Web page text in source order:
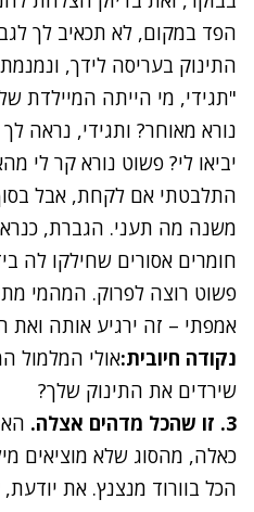
הפד במקום, לא תכאיב לך
התינוק בעריסה לידך,
"תגידי, מי הייתה המיילדת
נורא מאוחר? ותגידי, נראה
יביאו לי? פשוט נורא קר לי
התלבטתי אם לקחת, אבל
משנה מה תעני. הגברת,
חומרים אסורים שחילקו לה
פשוט רוצה לפרוק. המהמי
אמפתי – זה ירגיע אותה ואת
נקודה חיובית:אולי המלמול
שירדים את התינוק שלך?
3. זו שהכל מדהים אצלה.
כאלה, מהסוג שלא מוציאים
הכל בוורוד מנצנץ. את